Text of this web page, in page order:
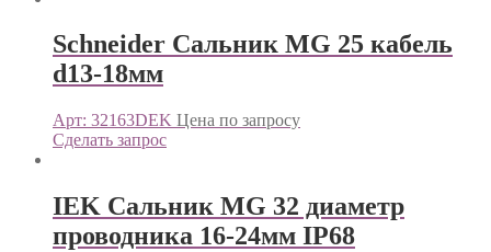
Schneider Сальник MG 25 кабель
d13-18мм
Арт: 32163DEK Цена по запросу
Сделать запрос
IEK Сальник MG 32 диаметр
проводника 16-24мм IP68